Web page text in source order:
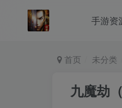
手游资
首页 未分类
九魔劫